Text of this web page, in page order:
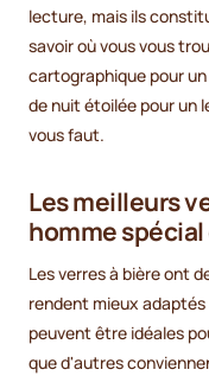
lecture, mais ils
savoir où vous vous
cartographique pour
de nuit étoilée pour un
vous faut.
Les meilleurs
homme
Les verres à bière ont
rendent mieux
peuvent être idéales
que d'autres